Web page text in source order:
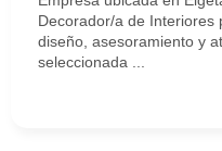
Decorador/a de Interiores
diseño, asesoramiento y
seleccionada ...